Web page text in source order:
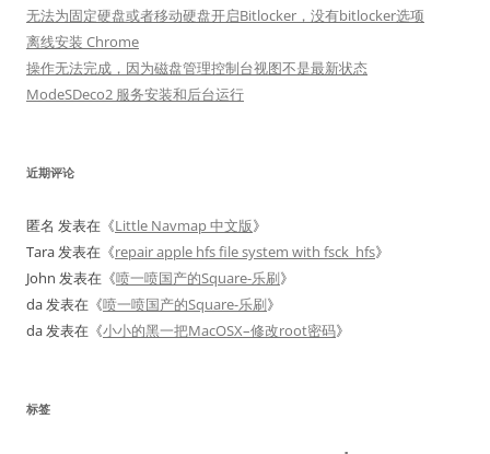
无法为固定硬盘或者移动硬盘开启Bitlocker，没有bitlocker选项
离线安装 Chrome
操作无法完成，因为磁盘管理控制台视图不是最新状态
ModeSDeco2 服务安装和后台运行
近期评论
匿名 发表在《Little Navmap 中文版》
Tara发表在《repair apple hfs file system with fsck_hfs》
John 发表在《喷一喷国产的Square-乐刷》
da发表在《喷一喷国产的Square-乐刷》
da发表在《小小的黑一把MacOSX–修改root密码》
标签